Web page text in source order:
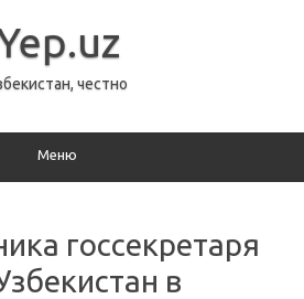
честно
Меню
госсекретаря
в